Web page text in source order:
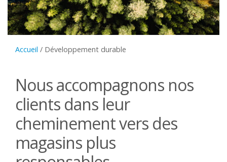
Accueil / Développement durable
Nous accompagnons nos
clients dans leur
cheminement vers des
magasins plus